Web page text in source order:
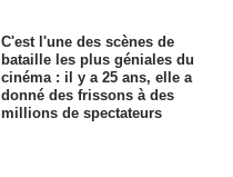
C'est l'une des scènes de
bataille les plus géniales du
cinéma : il y a 25 ans, elle a
donné des frissons à des
millions de spectateurs